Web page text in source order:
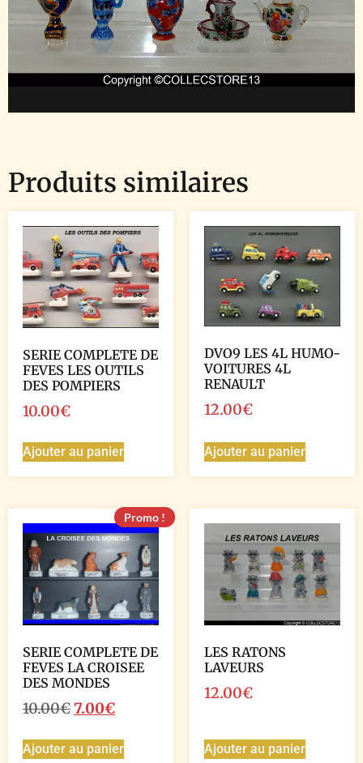
Produits similaires
SERIE COMPLETE DE
FEVES LES OUTILS
DES POMPIERS
10.00€
Ajouter au panier
DVO9 LES 4L HUMO-
VOITURES 4L
RENAULT
12.00€
Ajouter au panier
Promo !
SERIE COMPLETE DE
FEVES LA CROISEE
DES MONDES
10.00€7.00€
Ajouter au panier
LES RATONS
LAVEURS
12.00€
Ajouter au panier